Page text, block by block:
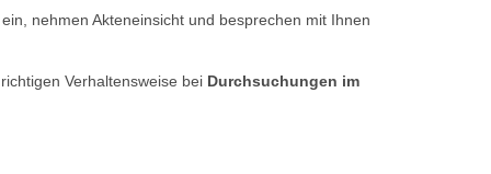
nehmen Akteneinsicht und besprechen mit Ihnen
Verhaltensweise bei Durchsuchungen im